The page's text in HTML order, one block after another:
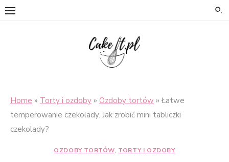
Skip
Home » Torty i ozdoby » Ozdoby tortów » Łatwe
temperowanie czekolady. Jak zrobić mini tabliczki
czekolady?
OZDOBY TORTÓW, TORTY I OZDOBY
×